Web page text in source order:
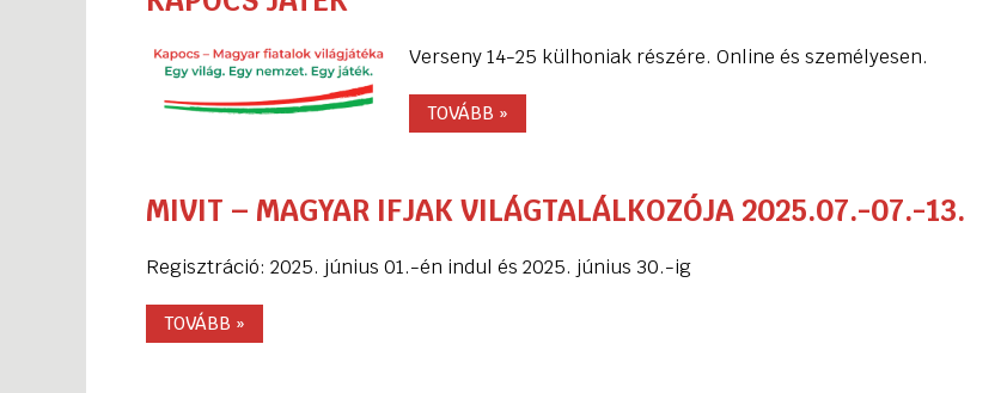
Verseny 14-25 külhoniak részére. Online és személyesen.
TOVÁBB »
MIVIT – MAGYAR IFJAK VILÁGTALÁLKOZÓJA 2025.07.-07.-13.
Regisztráció: 2025. június 01.-én indul és 2025. június 30.-ig
TOVÁBB »